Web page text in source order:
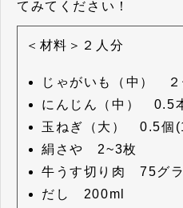
てみてください！
＜材料＞２人分
じゃがいも（中） ２
にんじん（中） 0.5
玉ねぎ（大） 0.5個
絹さや 2~3枚
牛うす切り肉 75グ
だし 200ml